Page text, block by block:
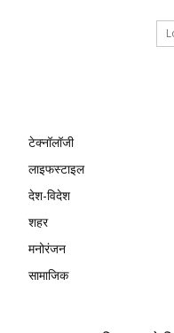
टेक्नॉलॉजी
लाइफस्टाइल
देश-विदेश
शहर
मनोरंजन
सामाजिक